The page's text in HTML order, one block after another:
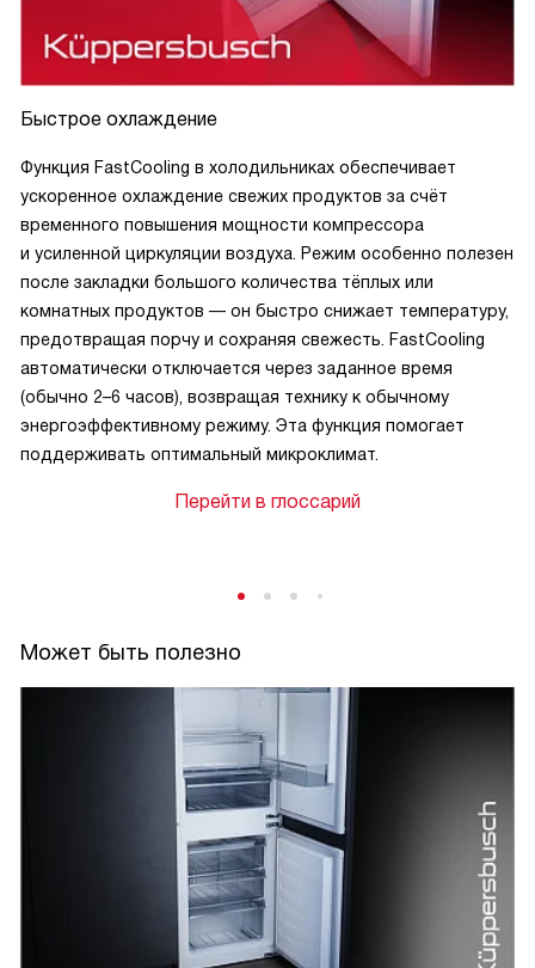
Быстрое охлаждение
Функция FastCooling в холодильниках обеспечивает
ускоренное охлаждение свежих продуктов за счёт
временного повышения мощности компрессора
и усиленной циркуляции воздуха. Режим особенно полезен
после закладки большого количества тёплых или
комнатных продуктов — он быстро снижает температуру,
предотвращая порчу и сохраняя свежесть. FastCooling
автоматически отключается через заданное время
(обычно 2–6 часов), возвращая технику к обычному
энергоэффективному режиму. Эта функция помогает
поддерживать оптимальный микроклимат.
Перейти в глоссарий
Может быть полезно